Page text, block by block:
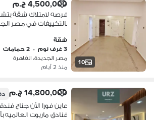
10
4,500,000 ج.م
فرصه لامتلاك شقة
بالتكييفات في مصر
شقة
3 غرف نوم
• 2 حمامات
مصر الجديدة، القاهرة
منذ 2 أيام
14,800,000 ج.م
فنادق ماريوت العالميه